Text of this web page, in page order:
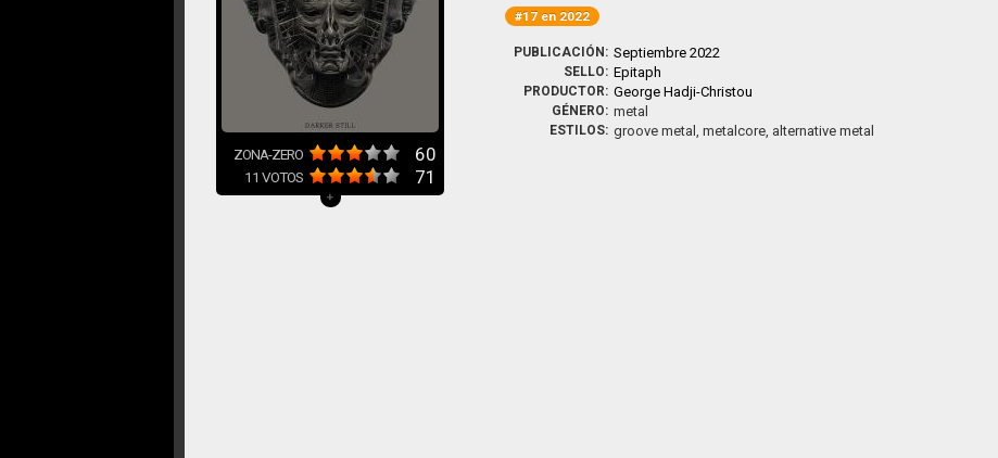
ZONA-ZERO 60
11 VOTOS 71
+
#17 en 2022
PUBLICACIÓN: Septiembre 2022
SELLO: Epitaph
PRODUCTOR: George Hadji-Christou
GÉNERO: metal
ESTILOS: groove metal, metalcore, alternative metal